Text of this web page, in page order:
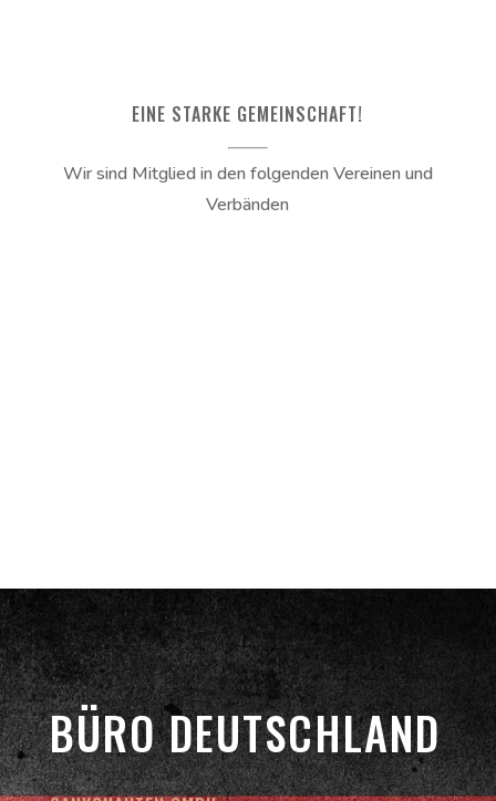
EINE STARKE GEMEINSCHAFT!
Wir sind Mitglied in den folgenden Vereinen und
Verbänden
BÜRO DEUTSCHLAND